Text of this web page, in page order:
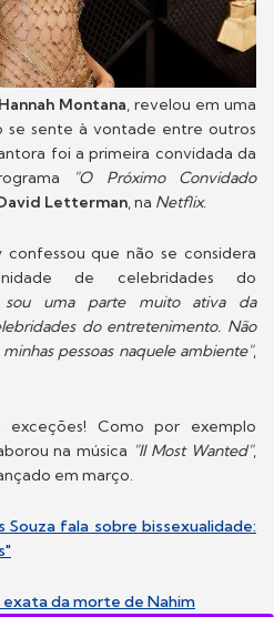
Hannah Montana, revelou em uma
se sente à vontade entre outros
foi a primeira convidada da
"O Próximo Convidado
Letterman, na Netflix.
que não se considera
de celebridades do
sou uma parte muito ativa da
do entretenimento. Não
pessoas naquele ambiente",
Como por exemplo
na música "II Most Wanted",
em março.
Souza fala sobre bissexualidade:
exata da morte de Nahim